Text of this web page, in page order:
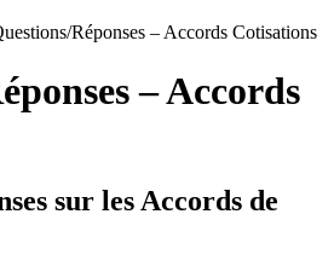
Réponses – Accords Cotisations
– Accords
sur les Accords de